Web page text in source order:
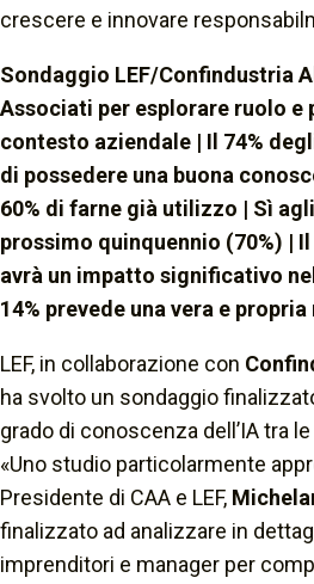
crescere e innovare
Sondaggio LEF/Confindustria
Associati per esplorare ruolo e
contesto aziendale | Il 74%
di possedere una buona
60% di farne già utilizzo | Sì
prossimo quinquennio (70%) | Il
avrà un impatto significativo
14% prevede una vera e
LEF, in collaborazione con
ha svolto un sondaggio
grado di conoscenza dell’IA tra
«Uno studio particolarmente
Presidente di CAA e LEF,
finalizzato ad analizzare in
imprenditori e manager per